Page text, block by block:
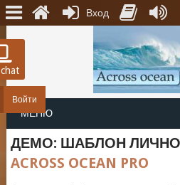
Войти
МЕНЮ
ДЕМО: ШАБЛОН
ACROSS OCEAN PRO
Вход